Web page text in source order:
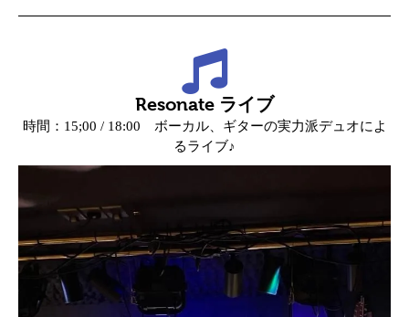
Resonate ライブ
時間：15;00 / 18:00 ボーカル、ギターの実力派デュオによ
るライブ♪